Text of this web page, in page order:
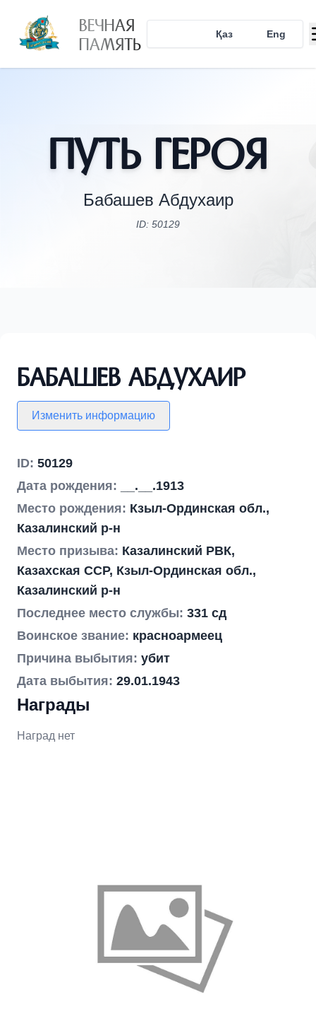
ВЕЧНАЯ
ПАМЯТЬ Қаз Eng
Путь Героя
Бабашев Абдухаир
ID: 50129
Бабашев Абдухаир
Изменить информацию
ID: 50129
Дата рождения:
__.__.1913
Место рождения: Кзыл-Ординская обл.,
Казалинский р-н
Место призыва: Казалинский РВК,
Казахская ССР, Кзыл-Ординская обл.,
Казалинский р-н
Последнее место службы: 331 сд
Воинское звание: красноармеец
Причина выбытия: убит
Дата выбытия: 29.01.1943
Награды
Наград нет